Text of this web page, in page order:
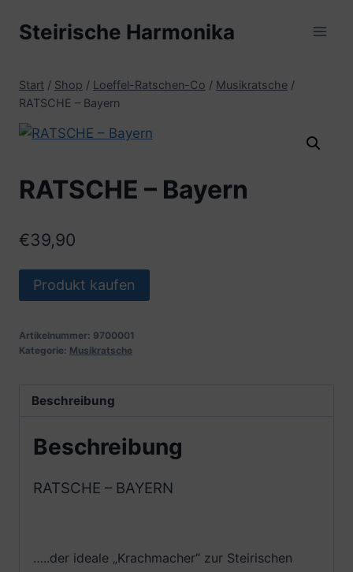
InhaltSteirische Harmonika
Start / Shop / Loeffel-Ratschen-Co / Musikratsche /
RATSCHE – Bayern
RATSCHE – Bayern
€39,90
Produkt kaufen
Artikelnummer: 9700001
Kategorie: Musikratsche
Beschreibung
Beschreibung
RATSCHE – BAYERN
…..der ideale „Krachmacher“ zur Steirischen